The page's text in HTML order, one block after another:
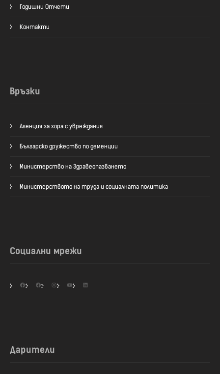
Годишни Отчети
Контакти
Връзки
Агенция за хора с увреждания
Българско дружество по деменции
Министерство на Здравеопазването
Министерството на труда и социалната политика
Социални мрежи
FacebookFacebookInstagramYouTube
Дарители